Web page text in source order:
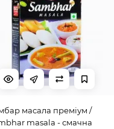
масала преміум /
masala - смачна